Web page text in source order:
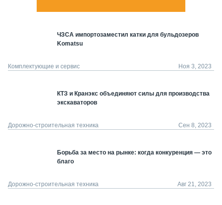
ЧЗСА импортозаместил катки для бульдозеров
Komatsu
Комплектующие и сервис Ноя 3, 2023
КТЗ и Кранэкс объединяют силы для производства
экскаваторов
Дорожно-строительная техника Сен 8, 2023
Борьба за место на рынке: когда конкуренция — это
благо
Дорожно-строительная техника Авг 21, 2023